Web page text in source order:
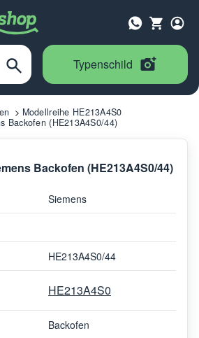
Typenschild
Modellreihe HE213A4S0
Backofen (HE213A4S0/44)
Backofen (HE213A4S0/44)
Siemens
HE213A4S0/44
HE213A4S0
Backofen